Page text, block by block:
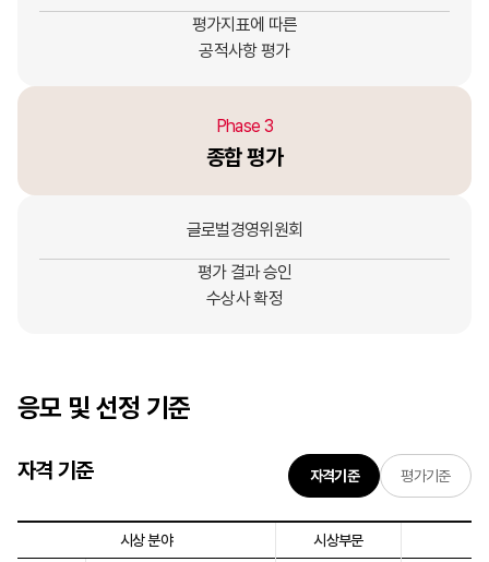
평가지표에 따른
공적사항 평가
Phase 3
종합 평가
글로벌경영위원회
평가 결과 승인
수상사 확정
응모 및 선정 기준
자격기준 평가기준
자격 기준
시상 분야 시상부문